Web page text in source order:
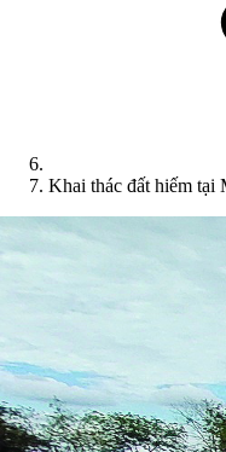
Khai thác đất hiếm tại